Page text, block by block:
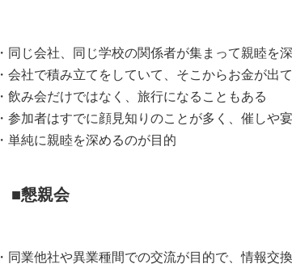
・同じ会社、同じ学校の関係者が集まって親睦を
・会社で積み立てをしていて、そこからお金が出
・飲み会だけではなく、旅行になることもある
・参加者はすでに顔見知りのことが多く、催しや
・単純に親睦を深めるのが目的
懇親会
・同業他社や異業種間での交流が目的で、情報交